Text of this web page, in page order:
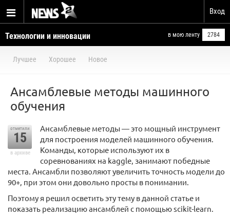
Вход
Технологии и инновации в мою ленту 2784
Лучшее Хорошее Новое
Ансамблевые методы машинного
обучения
отметили
15
в архиве
Ансамблевые методы — это мощный инструмент
для построения моделей машинного обучения.
Команды, которые используют их в
соревнованиях на kaggle, занимают победные
места. Ансамбли позволяют увеличить точность модели до
90+, при этом они довольно просты в понимании.
Поэтому я решил осветить эту тему в данной статье и
показать реализацию ансамблей с помощью scikit-learn.